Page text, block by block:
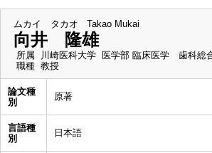
ムカイ タカオ Takao Mukai
向井 隆雄
所属
川崎医科大学 医学部 臨床医学 歯科総
職種 教授
論文種
別
原著
言語種
別
日本語